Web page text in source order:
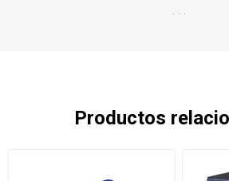
. . .
Productos